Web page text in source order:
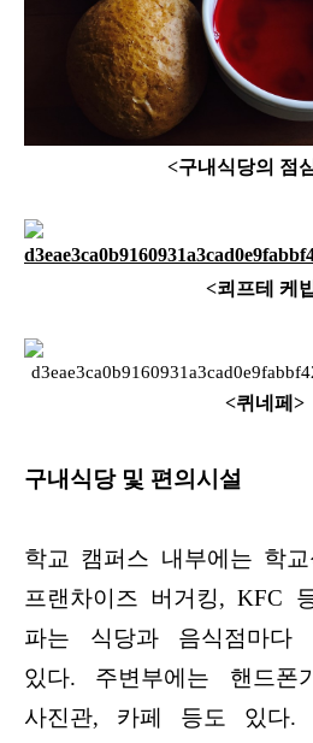
<구내식당의 점
<쾨프테 케
<퀴네페>
구내식당 및 편의시설
학교 캠퍼스 내부에는 학
프랜차이즈 버거킹, KFC
파는 식당과 음식점마다
있다. 주변부에는 핸드폰
사진관, 카페 등도 있다.